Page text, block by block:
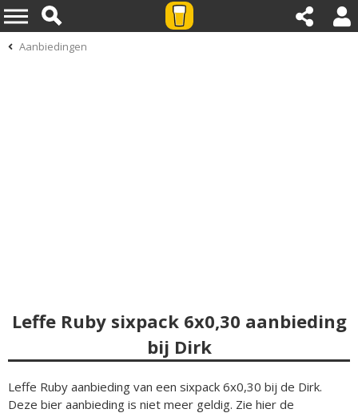
Aanbiedingen
Leffe Ruby sixpack 6x0,30 aanbieding
bij Dirk
Leffe Ruby aanbieding van een sixpack 6x0,30 bij de Dirk.
Deze bier aanbieding is niet meer geldig. Zie hier de